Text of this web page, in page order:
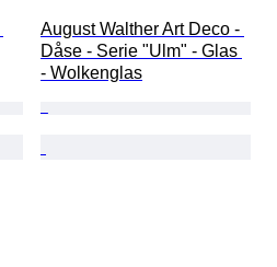
August Walther Art Deco -
Dåse - Serie "Ulm" - Glas
- Wolkenglas